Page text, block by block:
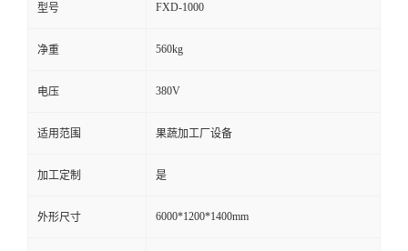
型号 FXD-1000
净重 560kg
电压 380V
适用范围 果蔬加工厂设备
加工定制 是
外形尺寸 6000*1200*1400mm